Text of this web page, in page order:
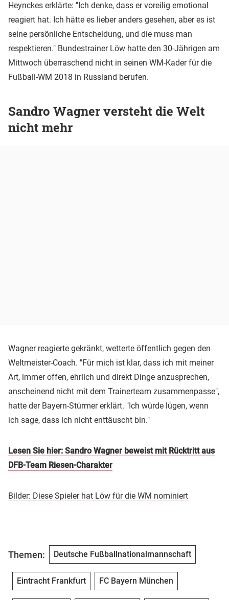
Heynckes erklärte: "Ich denke, dass er voreilig emotional
reagiert hat. Ich hätte es lieber anders gesehen, aber es ist
seine persönliche Entscheidung, und die muss man
respektieren." Bundestrainer Löw hatte den 30-Jährigen am
Mittwoch überraschend nicht in seinen WM-Kader für die
Fußball-WM 2018 in Russland berufen.
Sandro Wagner versteht die Welt
nicht mehr
Wagner reagierte gekränkt, wetterte öffentlich gegen den
Weltmeister-Coach. "Für mich ist klar, dass ich mit meiner
Art, immer offen, ehrlich und direkt Dinge anzusprechen,
anscheinend nicht mit dem Trainerteam zusammenpasse",
hatte der Bayern-Stürmer erklärt. "Ich würde lügen, wenn
ich sage, dass ich nicht enttäuscht bin."
Lesen Sie hier: Sandro Wagner beweist mit Rücktritt aus
DFB-Team Riesen-Charakter
Bilder: Diese Spieler hat Löw für die WM nominiert
Themen: Deutsche Fußballnationalmannschaft
Eintracht Frankfurt FC Bayern München